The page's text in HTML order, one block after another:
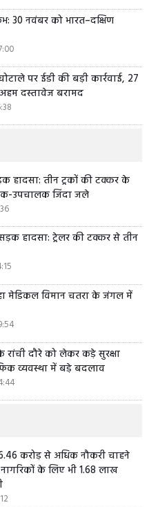
30 नवंबर को भारत–दक्षिण
पर ईडी की बड़ी कार्रवाई, 27
दस्तावेज बरामद
हादसा: तीन ट्रकों की टक्कर के
उपचालक जिंदा जले
हादसा: ट्रेलर की टक्कर से तीन
मेडिकल विमान चतरा के जंगल में
के रांची दौरे को लेकर कड़े सुरक्षा
व्यवस्था में बड़े बदलाव
करोड़ से अधिक नौकरी चाहने
के लिए भी 1.68 लाख